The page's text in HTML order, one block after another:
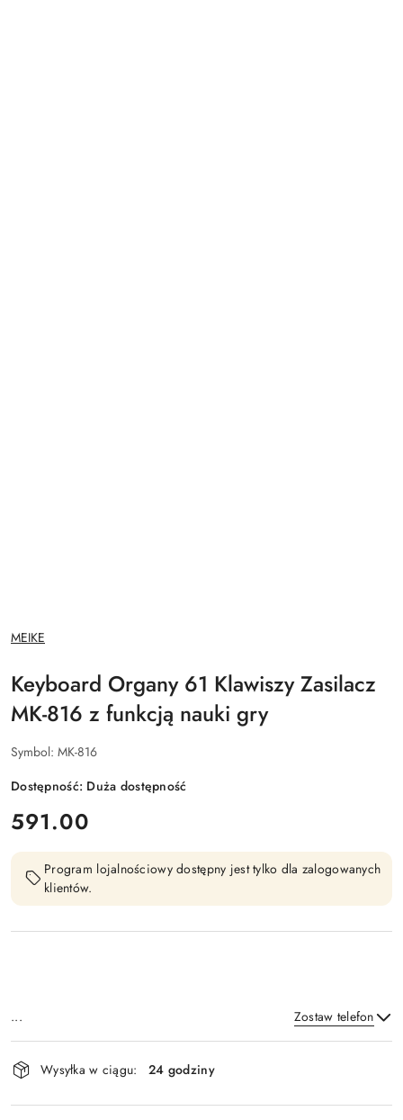
NAZWA
PRODUCENTA:
MEIKE
Keyboard Organy 61 Klawiszy Zasilacz
MK-816 z funkcją nauki gry
Symbol: MK-816
Dostępność: Duża dostępność
cena:
591.00
Program lojalnościowy dostępny jest tylko dla zalogowanych
klientów.
... Zostaw telefon
Dostępność
i
dostawa
Wysyłka w ciągu: 24 godziny